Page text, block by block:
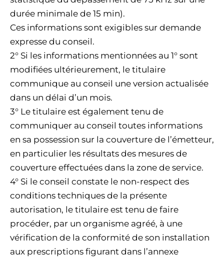
durée minimale de 15 min).
Ces informations sont exigibles sur demande
expresse du conseil.
2° Si les informations mentionnées au 1° sont
modifiées ultérieurement, le titulaire
communique au conseil une version actualisée
dans un délai d’un mois.
3° Le titulaire est également tenu de
communiquer au conseil toutes informations
en sa possession sur la couverture de l’émetteur,
en particulier les résultats des mesures de
couverture effectuées dans la zone de service.
4° Si le conseil constate le non-respect des
conditions techniques de la présente
autorisation, le titulaire est tenu de faire
procéder, par un organisme agréé, à une
vérification de la conformité de son installation
aux prescriptions figurant dans l’annexe